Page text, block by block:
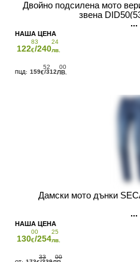
Двойно подсилена мото
звена
122
83
€/240
24
лв.
159
52
€/312
00
ЛВ.
Дамски мото дънки
130
00
€/254
25
лв.
33
00